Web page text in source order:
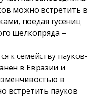
можно встретить в
поедая гусениц
шелкопряда –
к семейству пауков-
в Евразии и
в
встретить пауков